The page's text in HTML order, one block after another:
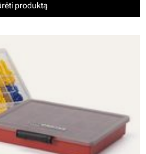
produktą